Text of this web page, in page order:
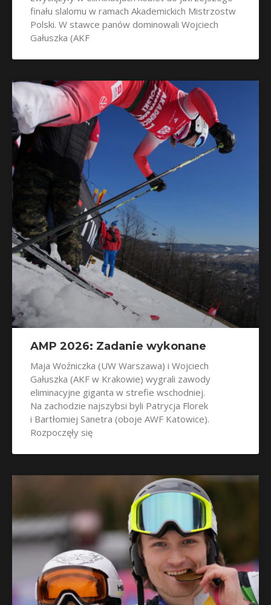
finału slalomu w ramach Akademickich Mistrzostw
Polski. W stawce panów dominowali Wojciech
Gałuszka (AKF
AMP 2026: Zadanie wykonane
Maja Woźniczka (UW Warszawa) i Wojciech
Gałuszka (AKF w Krakowie) wygrali zawody
eliminacyjne giganta w strefie wschodniej.
Na zachodzie najszybsi byli Patrycja Florek
i Bartłomiej Sanetra (oboje AWF Katowice).
Rozpoczęły się